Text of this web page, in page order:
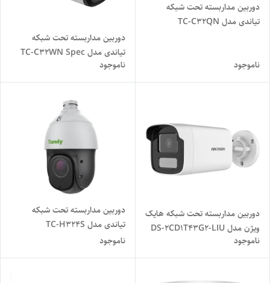
دوربین مداربسته تحت شبکه
تیاندی مدل TC-C32QN
ناموجود
دوربین مداربسته تحت شبکه
تیاندی مدل TC-C32WN Spec
I5/Y/WIFI/4mm/V4.0
ناموجود
دوربین مداربسته تحت شبکه هایک
ویژن مدل DS-2CD1T43G2-LIU
ناموجود
دوربین مداربسته تحت شبکه
تیاندی مدل TC-H324S
Spec:23X/I/E/C/V3.0
ناموجود